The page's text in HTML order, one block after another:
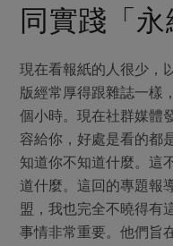
日用品
最新產品
優惠專區
素食專區
樂齡友善
年菜食譜
養身食補
節慶大餐
高麗菜海鮮煎餅
綠主張月刊
典藏閱覽室
媒體報導
下載專區
地區活動
社務會議
活動報下載
同實踐「永
現在看報紙的人很少，
版經常厚得跟雜誌一樣
個小時。現在社群媒體
容給你，好處是看的都
知道你不知道什麼。這
道什麼。這回的專題報
盟，我也完全不曉得有
事情非常重要。他們旨